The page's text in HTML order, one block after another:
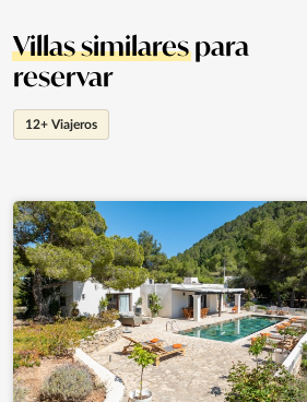
Villas similarespara
reservar
12+ Viajeros